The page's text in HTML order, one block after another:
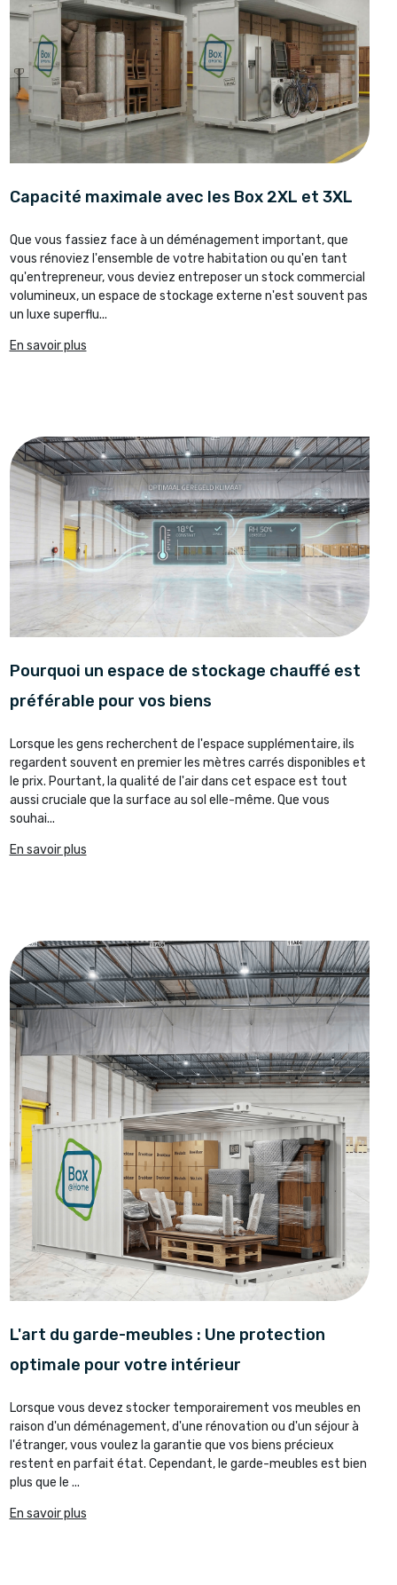
Capacité maximale avec les Box 2XL et 3XL
Que vous fassiez face à un déménagement important, que
vous rénoviez l'ensemble de votre habitation ou qu'en tant
qu'entrepreneur, vous deviez entreposer un stock commercial
volumineux, un espace de stockage externe n'est souvent pas
un luxe superflu...
En savoir plus
Pourquoi un espace de stockage chauffé est
préférable pour vos biens
Lorsque les gens recherchent de l'espace supplémentaire, ils
regardent souvent en premier les mètres carrés disponibles et
le prix. Pourtant, la qualité de l'air dans cet espace est tout
aussi cruciale que la surface au sol elle-même. Que vous
souhai...
En savoir plus
L'art du garde-meubles : Une protection
optimale pour votre intérieur
Lorsque vous devez stocker temporairement vos meubles en
raison d'un déménagement, d'une rénovation ou d'un séjour à
l'étranger, vous voulez la garantie que vos biens précieux
restent en parfait état. Cependant, le garde-meubles est bien
plus que le ...
En savoir plus